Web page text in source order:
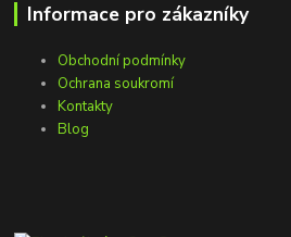
Informace pro zákazníky
Obchodní podmínky
Ochrana soukromí
Kontakty
Blog